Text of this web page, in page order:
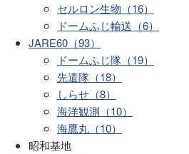
セルロン生物（16）
ドームふじ輸送（6）
JARE60（93）
ドームふじ隊（19）
先遣隊（18）
しらせ（8）
海洋観測（10）
海鷹丸（10）
昭和基地